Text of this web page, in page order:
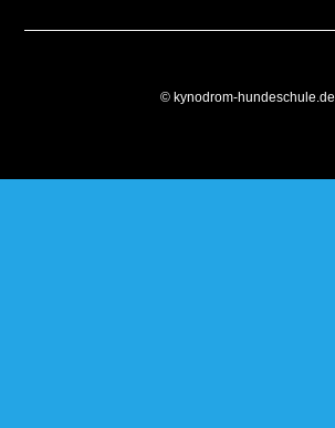
© kynodrom-hundeschule.de